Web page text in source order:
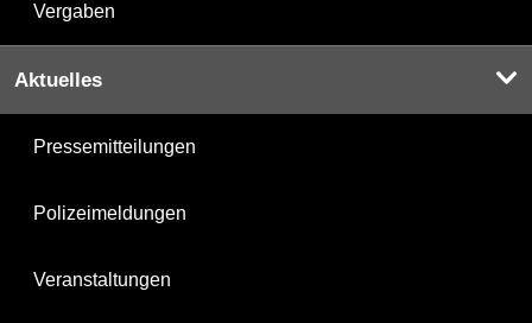
Vergaben
Aktuelles
Pressemitteilungen
Polizeimeldungen
Veranstaltungen